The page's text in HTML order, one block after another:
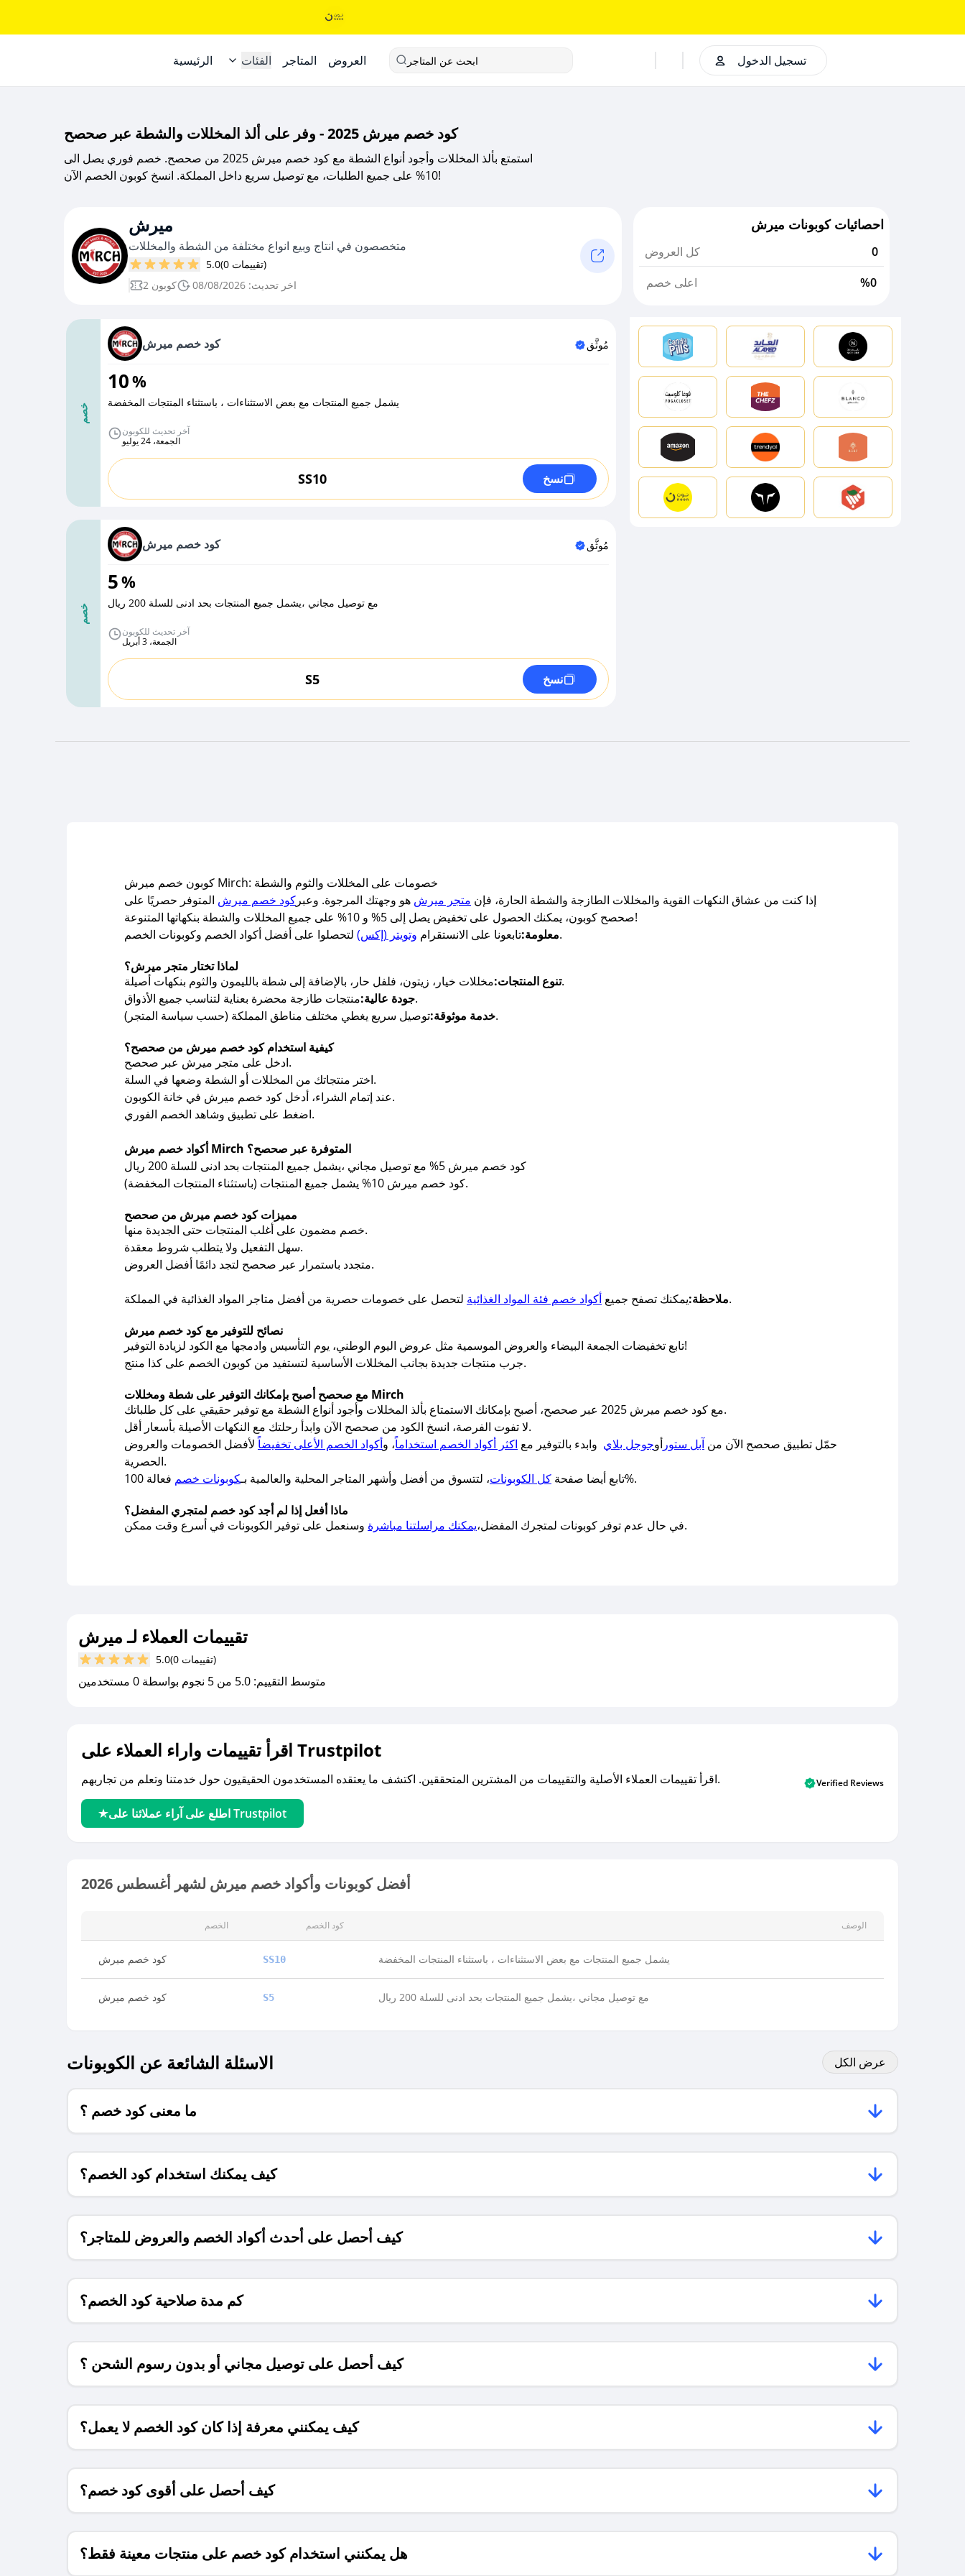
الرئيسية الفئات المتاجر العروض ابحث عن المتاجر تسجيل الدخول
كود خصم ميرش 2025 - وفر على ألذ المخللات والشطة عبر صحصح
استمتع بألذ المخللات وأجود أنواع الشطة مع كود خصم ميرش 2025 من صحصح. خصم فوري يصل الى
10% على جميع الطلبات، مع توصيل سريع داخل المملكة. انسخ كوبون الخصم الآن!
ميرش
متخصصون في انتاج وبيع انواع مختلفة من الشطة والمخللات
5.0
(0 تقييمات)
2 كوبون
اخر تحديث: 08/08/2026
احصائيات كوبونات ميرش
كل العروض
0
اعلى خصم
%0
خصم
كود خصم ميرش مُوثَّق
10%
يشمل جميع المنتجات مع بعض الاستثناءات ، باستثناء المنتجات المخفضة
آخر تحديث للكوبون
الجمعة، 24 يوليو
SS10 نسخ
خصم
كود خصم ميرش مُوثَّق
5%
مع توصيل مجاني ،يشمل جميع المنتجات بحد ادنى للسلة 200 ريال
آخر تحديث للكوبون
الجمعة، 3 أبريل
S5 نسخ
كوبون خصم ميرش Mirch: خصومات على المخللات والثوم والشطة
إذا كنت من عشاق النكهات القوية والمخللات الطازجة والشطة الحارة، فإن متجر ميرش هو وجهتك المرجوة. وعبر كود خصم ميرش المتوفر حصريًا على
صحصح كوبون، يمكنك الحصول على تخفيض يصل إلى 5% و 10% على جميع المخللات والشطة بنكهاتها المتنوعة!
معلومة:تابعونا على الانستقرام وتويتر (إكس)
لتحصلوا على أفضل أكواد الخصم وكوبونات الخصم.
لماذا تختار متجر ميرش؟
تنوع المنتجات:مخللات خيار، زيتون، فلفل حار، بالإضافة إلى شطة بالليمون والثوم بنكهات أصيلة.
جودة عالية:منتجات طازجة محضرة بعناية لتناسب جميع الأذواق.
خدمة موثوقة:توصيل سريع يغطي مختلف مناطق المملكة (حسب سياسة المتجر).
كيفية استخدام كود خصم ميرش من صحصح؟
ادخل على متجر ميرش عبر صحصح.
اختر منتجاتك من المخللات أو الشطة وضعها في السلة.
عند إتمام الشراء، أدخل كود خصم ميرش في خانة الكوبون.
اضغط على تطبيق وشاهد الخصم الفوري.
أكواد خصم ميرش Mirch المتوفرة عبر صحصح؟
كود خصم ميرش 5% مع توصيل مجاني ،يشمل جميع المنتجات بحد ادنى للسلة 200 ريال
كود خصم ميرش 10% يشمل جميع المنتجات (باستثناء المنتجات المخفضة).
مميزات كود خصم ميرش من صحصح
خصم مضمون على أغلب المنتجات حتى الجديدة منها.
سهل التفعيل ولا يتطلب شروط معقدة.
متجدد باستمرار عبر صحصح لتجد دائمًا أفضل العروض.
ملاحظة:يمكنك تصفح جميع أكواد خصم فئة المواد الغذائية
لتحصل على خصومات حصرية من أفضل متاجر المواد الغذائية في المملكة.
نصائح للتوفير مع كود خصم ميرش
تابع تخفيضات الجمعة البيضاء والعروض الموسمية مثل عروض اليوم الوطني، يوم التأسيس وادمجها مع الكود لزيادة التوفير!
جرب منتجات جديدة بجانب المخللات الأساسية لتستفيد من كوبون الخصم على كذا منتج.
مع صحصح أصبح بإمكانك التوفير على شطة ومخللات Mirch
مع كود خصم ميرش 2025 عبر صحصح، أصبح بإمكانك الاستمتاع بألذ المخللات وأجود أنواع الشطة مع توفير حقيقي على كل طلباتك.
لا تفوت الفرصة، انسخ الكود من صحصح الآن وابدأ رحلتك مع النكهات الأصيلة بأسعار أقل.
حمّل تطبيق صحصح الآن من آبل ستور أوجوجل بلاي وابدء بالتوفير مع اكثر أكواد الخصم استخداماً، وأكواد الخصم الأعلى تخفيضاًلأفضل الخصومات والعروض
الحصرية.
تابع أيضا صفحة كل الكوبونات، لتتسوق من أفضل وأشهر المتاجر المحلية والعالمية بـكوبونات خصم
فعالة 100%.
ماذا أفعل إذا لم أجد كود خصم لمتجري المفضل؟
في حال عدم توفر كوبونات لمتجرك المفضل،يمكنك مراسلتنا مباشرة وسنعمل على توفير الكوبونات في أسرع وقت ممكن.
تقييمات العملاء لـ ميرش
5.0 (0 تقييمات)
متوسط التقييم: 5.0 من 5 نجوم بواسطة 0 مستخدمين
اقرأ تقييمات واراء العملاء على Trustpilot
اقرأ تقييمات العملاء الأصلية والتقييمات من المشترين المتحققين. اكتشف ما يعتقده المستخدمون الحقيقيون حول خدمتنا وتعلم من تجاربهم.
اطلع على آراء عملائنا على Trustpilot
Verified Reviews
أفضل كوبونات وأكواد خصم ميرش لشهر أغسطس 2026
الخصم كود الخصم الوصف
كود خصم ميرش SS10 يشمل جميع المنتجات مع بعض الاستثناءات ، باستثناء المنتجات المخفضة
كود خصم ميرش S5 مع توصيل مجاني ،يشمل جميع المنتجات بحد ادنى للسلة 200 ريال
الاسئلة الشائعة عن الكوبونات عرض الكل
ما معنى كود خصم ؟
كيف يمكنك استخدام كود الخصم؟
كيف أحصل على أحدث أكواد الخصم والعروض للمتاجر؟
كم مدة صلاحية كود الخصم؟
كيف أحصل على توصيل مجاني أو بدون رسوم الشحن ؟
كيف يمكنني معرفة إذا كان كود الخصم لا يعمل؟
كيف أحصل على أقوى كود خصم؟
هل يمكنني استخدام كود خصم على منتجات معينة فقط؟